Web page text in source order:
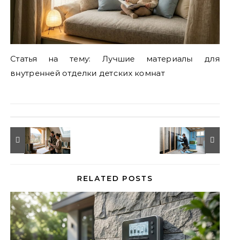
Статья на тему: Лучшие материалы для
внутренней отделки детских комнат
RELATED POSTS